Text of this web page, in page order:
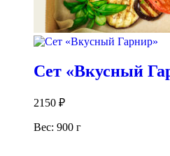
Сет «Вкусный
2150 ₽
Вес: 900 г